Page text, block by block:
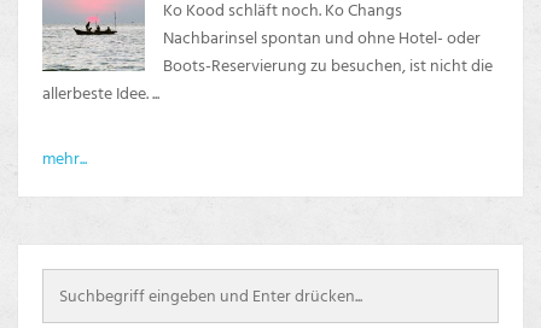
Ko Kood schläft noch. Ko Changs
Nachbarinsel spontan und ohne Hotel- oder
Boots-Reservierung zu besuchen, ist nicht die
allerbeste Idee. ...
mehr...